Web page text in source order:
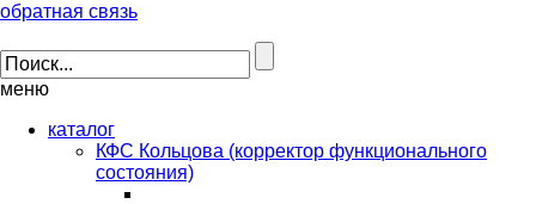
обратная связь
меню
каталог
КФС Кольцова (корректор функционального
состояния)